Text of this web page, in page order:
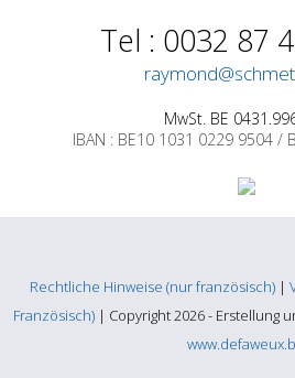
Tel : 0032 87
MwSt. BE
IBAN : BE10 1031 0229 9504 /
Rechtliche Hinweise (nur französisch) |
Französisch) | Copyright 2026 - Erstellung